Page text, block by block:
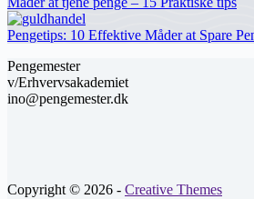
Pengetips: 10 Effektive Måder at Spare
Pengemester
v/Erhvervsakademiet
ino@pengemester.dk
Copyright © 2026 - Creative Themes